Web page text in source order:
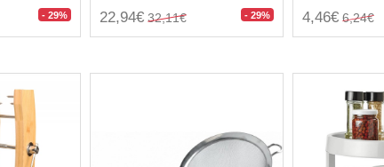
- 29% 22,94€ 32,11€ - 29% 4,46€ 6,24€